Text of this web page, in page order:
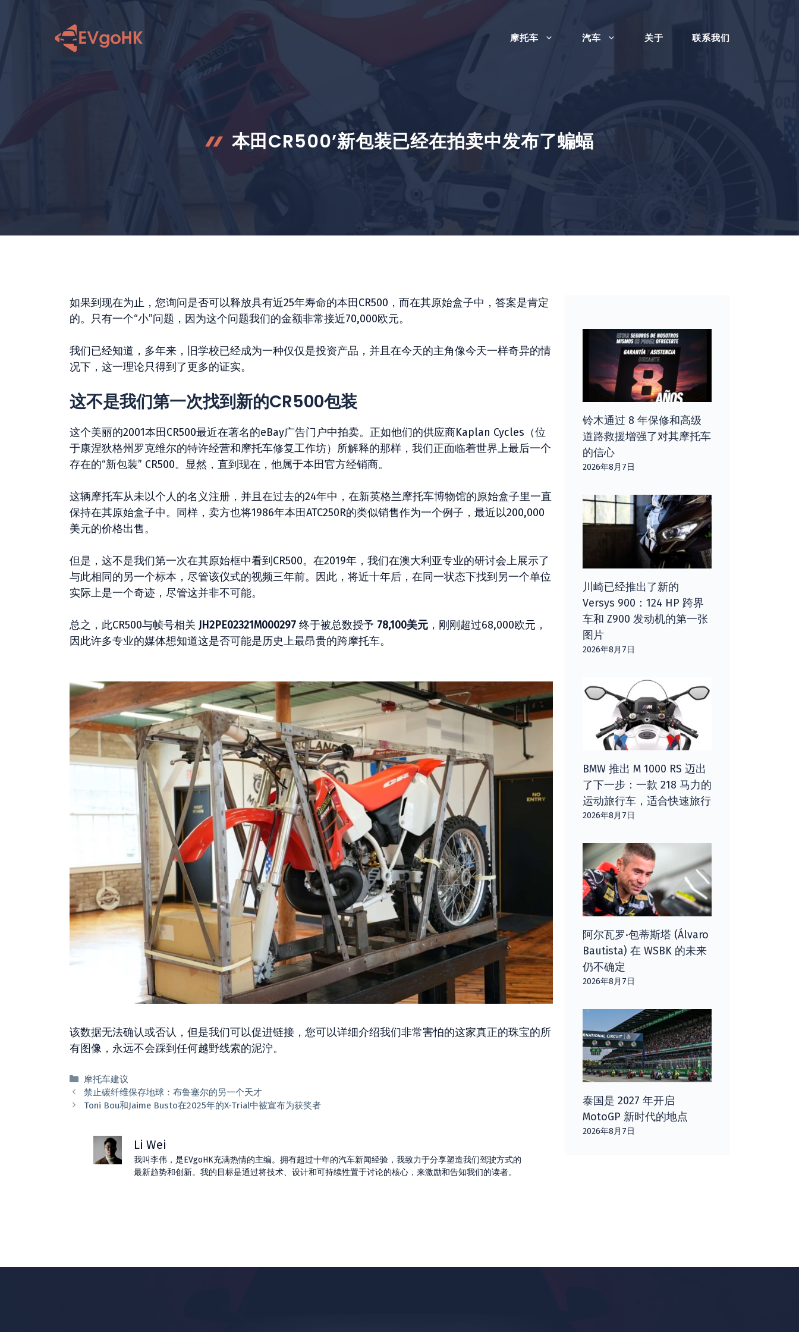
摩托车 汽车 关于 联系我们
本田CR500’新包装已经在拍卖中发布了蝙蝠
如果到现在为止，您询问是否可以释放具有近25年寿命的本田CR500，而在其原始盒子中，答案是肯定
的。只有一个“小”问题，因为这个问题我们的金额非常接近70,000欧元。
我们已经知道，多年来，旧学校已经成为一种仅仅是投资产品，并且在今天的主角像今天一样奇异的情
况下，这一理论只得到了更多的证实。
这不是我们第一次找到新的CR500包装
这个美丽的2001本田CR500最近在著名的eBay广告门户中拍卖。正如他们的供应商Kaplan Cycles（位
于康涅狄格州罗克维尔的特许经营和摩托车修复工作坊）所解释的那样，我们正面临着世界上最后一个
存在的“新包装” CR500。显然，直到现在，他属于本田官方经销商。
这辆摩托车从未以个人的名义注册，并且在过去的24年中，在新英格兰摩托车博物馆的原始盒子里一直
保持在其原始盒子中。同样，卖方也将1986年本田ATC250R的类似销售作为一个例子，最近以200,000
美元的价格出售。
但是，这不是我们第一次在其原始框中看到CR500。在2019年，我们在澳大利亚专业的研讨会上展示了
与此相同的另一个标本，尽管该仪式的视频三年前。因此，将近十年后，在同一状态下找到另一个单位
实际上是一个奇迹，尽管这并非不可能。
总之，此CR500与帧号相关 JH2PE02321M000297 终于被总数授予 78,100美元 ，刚刚超过68,000欧元，
因此许多专业的媒体想知道这是否可能是历史上最昂贵的跨摩托车。
该数据无法确认或否认，但是我们可以促进链接，您可以详细介绍我们非常害怕的这家真正的珠宝的所
有图像，永远不会踩到任何越野线索的泥泞。
分
类
摩托车建议
禁止碳纤维保存地球：布鲁塞尔的另一个天才
Toni Bou和Jaime Busto在2025年的X-Trial中被宣布为获奖者
Li Wei
我叫李伟，是EVgoHK充满热情的主编。拥有超过十年的汽车新闻经验，我致力于分享塑造我们驾驶方式的
最新趋势和创新。我的目标是通过将技术、设计和可持续性置于讨论的核心，来激励和告知我们的读者。
铃木通过 8 年保修和高级
道路救援增强了对其摩托车
的信心
2026年8月7日
川崎已经推出了新的
Versys 900：124 HP 跨界
车和 Z900 发动机的第一张
图片
2026年8月7日
BMW 推出 M 1000 RS 迈出
了下一步：一款 218 马力的
运动旅行车，适合快速旅行
2026年8月7日
阿尔瓦罗·包蒂斯塔 (Álvaro
Bautista) 在 WSBK 的未来
仍不确定
2026年8月7日
泰国是 2027 年开启
MotoGP 新时代的地点
2026年8月7日